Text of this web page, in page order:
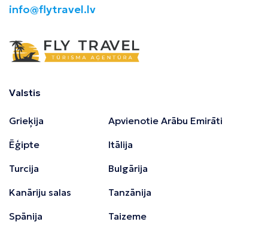
info@flytravel.lv
Valstis
Grieķija
Ēģipte
Turcija
Kanāriju salas
Spānija
Apvienotie Arābu Emirāti
Itālija
Bulgārija
Tanzānija
Taizeme